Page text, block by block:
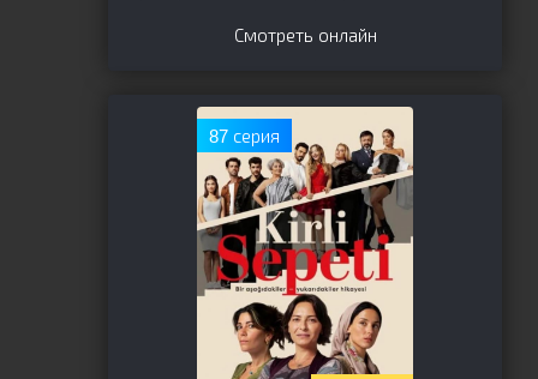
Смотреть онлайн
87 серия